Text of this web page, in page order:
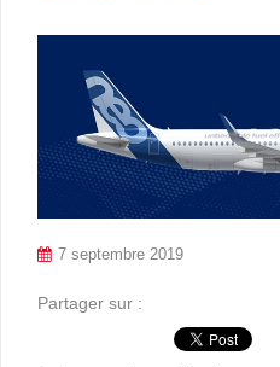
7 septembre 2019
Partager sur :